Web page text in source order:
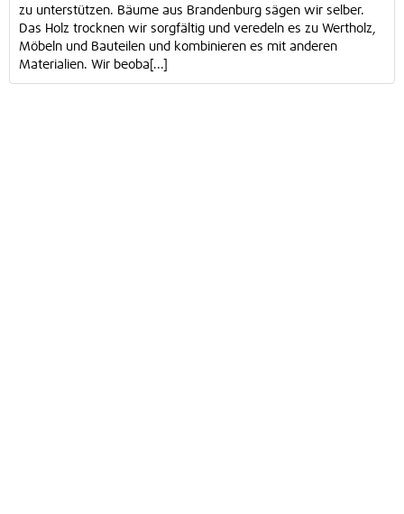
zu unterstützen. Bäume aus Brandenburg sägen wir selber.
Das Holz trocknen wir sorgfältig und veredeln es zu Wertholz,
Möbeln und Bauteilen und kombinieren es mit anderen
Materialien. Wir beoba[...]